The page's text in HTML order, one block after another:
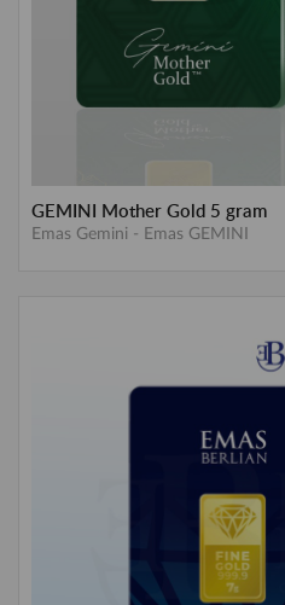
GEMINI Mother Gold 5 gram
Emas Gemini - Emas GEMINI